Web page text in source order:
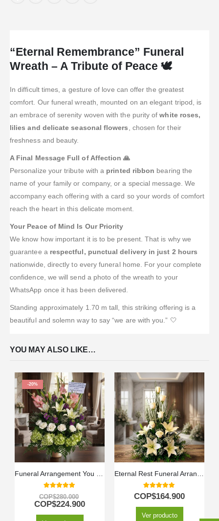
“Eternal Remembrance” Funeral
Wreath – A Tribute of Peace 🕊️
In difficult times, a gesture of love can offer the greatest
comfort. Our funeral wreath, mounted on an elegant tripod, is
an embrace of serenity woven with the purity ofwhite roses,
lilies and delicate seasonal flowers , chosen for their
freshness and beauty.
A Final Message Full of Affection 🙏
Personalize your tribute with a printed ribbon bearing the
name of your family or company, or a special message. We
accompany each offering with a card so your words of comfort
reach the heart in this delicate moment.
Your Peace of Mind Is Our Priority
We know how important it is to be present. That is why we
guarantee a respectful, punctual delivery in just 2 hours
nationwide, directly to every funeral home. For your complete
confidence, we will send a photo of the wreath to your
WhatsApp once it has been delivered.
Standing approximately 1.70 m tall, this striking offering is a
beautiful and solemn way to say “we are with you.” 🤍
YOU MAY ALSO LIKE…
-20%
5.00
COP$280.000
COP$224.900
5.00out of 5
COP$164.900
Ver producto